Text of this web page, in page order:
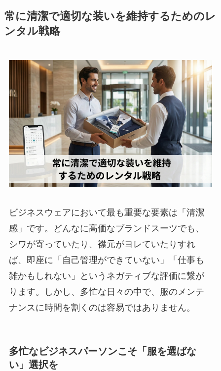
常に清潔で適切な装いを維持するためのレ
ンタル戦略
ビジネスウェアにおいて最も重要な要素は「清潔
感」です。どんなに高価なブランドスーツでも、
シワが寄っていたり、襟元がヨレていたりすれ
ば、即座に「自己管理ができていない」「仕事も
雑かもしれない」というネガティブな評価に繋が
ります。しかし、多忙な日々の中で、服のメンテ
ナンスに時間を割くのは容易ではありません。
多忙なビジネスパーソンこそ「服を選ばな
い」選択を